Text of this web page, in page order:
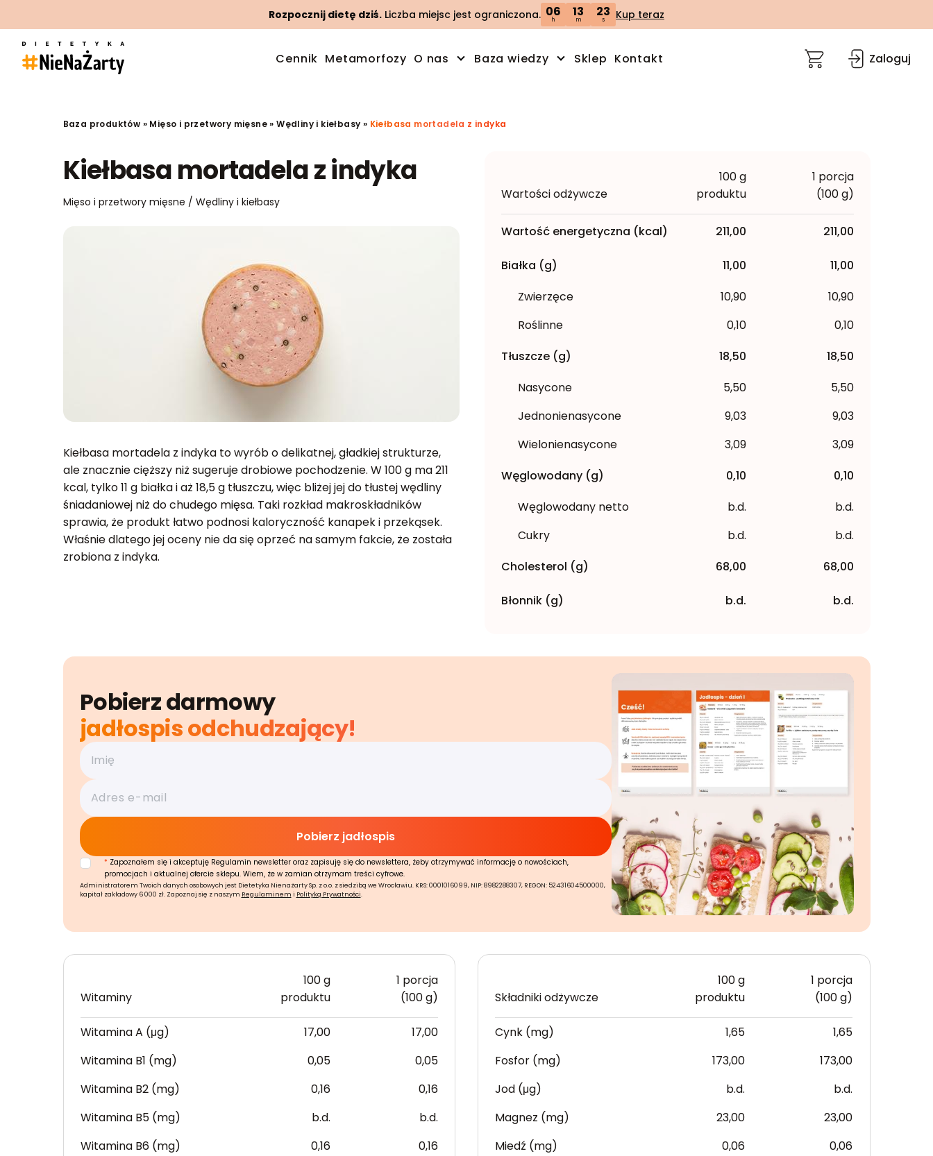
Rozpocznij dietę dziś. Liczba miejsc jest ograniczona. 06
h
13
m
23
s Kup teraz
Cennik Metamorfozy O nas Baza wiedzy Sklep Kontakt Zaloguj
Baza produktów » Mięso i przetwory mięsne»Wędliny i kiełbasy » Kiełbasa mortadela z indyka
Kiełbasa mortadela z indyka
Mięso i przetwory mięsne / Wędliny i kiełbasy
Kiełbasa mortadela z indyka to wyrób o delikatnej, gładkiej strukturze,
ale znacznie cięższy niż sugeruje drobiowe pochodzenie. W 100 g ma 211
kcal, tylko 11 g białka i aż 18,5 g tłuszczu, więc bliżej jej do tłustej wędliny
śniadaniowej niż do chudego mięsa. Taki rozkład makroskładników
sprawia, że produkt łatwo podnosi kaloryczność kanapek i przekąsek.
Właśnie dlatego jej oceny nie da się oprzeć na samym fakcie, że została
zrobiona z indyka.
Wartości odżywcze
100 g
produktu
1 porcja
(100 g)
Wartość energetyczna (kcal) 211,00 211,00
Białka (g) 11,00
11,00
Zwierzęce
10,90
10,90
Roślinne
0,10
0,10
Tłuszcze (g)
18,50
18,50
Nasycone
5,50
5,50
Jednonienasycone
9,03
9,03
Wielonienasycone
3,09
3,09
Węglowodany (g)
0,10
0,10
Węglowodany netto
b.d.
b.d.
Cukry
b.d.
b.d.
Cholesterol (g)
68,00 68,00
Błonnik (g) b.d. b.d.
Pobierz darmowy
jadłospis odchudzający!
* Zapoznałem się i akceptuję Regulamin newsletter oraz zapisuję się do newslettera, żeby otrzymywać informację o nowościach,
promocjach i aktualnej ofercie sklepu. Wiem, że w zamian otrzymam treści cyfrowe.
Administratorem Twoich danych osobowych jest Dietetyka Nienażarty Sp. z o.o. z siedzibą we Wrocławiu. KRS: 0001016099, NIP: 8982288307, REGON: 52431604500000,
kapitał zakładowy 6 000 zł. Zapoznaj się z naszym Regulaminem i Polityką Prywatności.
Witaminy
100 g
produktu
1 porcja
(100 g)
Witamina A (μg) 17,00
17,00
Witamina B1 (mg)
0,05
0,05
Witamina B2 (mg)
0,16
0,16
Witamina B5 (mg)
b.d.
b.d.
Witamina B6 (mg)
0,16
0,16
Składniki odżywcze
100 g
produktu
1 porcja
(100 g)
Cynk (mg) 1,65
1,65
Fosfor (mg)
173,00
173,00
Jod (μg)
b.d.
b.d.
Magnez (mg)
23,00
23,00
Miedź (mg)
0,06
0,06